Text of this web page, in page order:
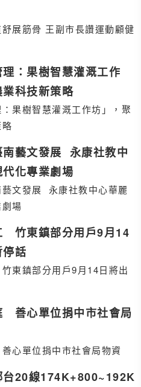
展筋骨 王副市長讚運動顧健
理：果樹智慧灌溉工作
科技新策略
：果樹智慧灌溉工作坊」，聚
南藝文發展 永康社教中
化專業劇場
文發展 永康社教中心華麗
場
竹東鎮部分用戶9月14
話
東鎮部分用戶9月14日將出
善心單位捐中市社會局
心單位捐中市社會局物資
台20線174K+800~192K